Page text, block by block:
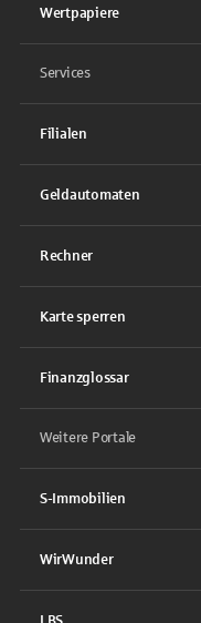
Wertpapiere
Services
Filialen
Geldautomaten
Rechner
Karte sperren
Finanzglossar
Weitere Portale
S-Immobilien
WirWunder